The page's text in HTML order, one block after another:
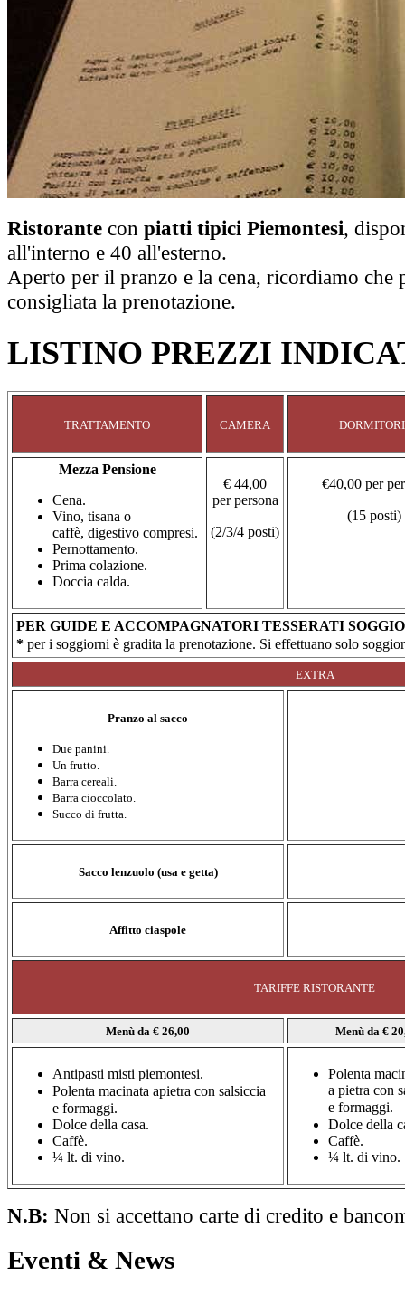
Ristorante con piatti tipici Piemontesi,
all'interno e 40 all'esterno.
Aperto per il pranzo e la cena, ricordiamo che
consigliata la prenotazione.
LISTINO PREZZI
TRATTAMENTO CAMERA
Mezza Pensione
Cena.
Vino, tisana o
caffè, digestivo compresi.
Pernottamento.
Prima colazione.
Doccia calda.
€ 44,00
per persona
(2/3/4 posti)
€40,00 per
(15 posti)
PER GUIDE E ACCOMPAGNATORI TESSERATI
* per i soggiorni è gradita la prenotazione. Si effettuano solo
EXTRA
Pranzo al sacco
Due panini.
Un frutto.
Barra cereali.
Barra cioccolato.
Succo di frutta.
Sacco lenzuolo (usa e getta)
Affitto ciaspole
TARIFFE RISTORANTE
Menù da € 26,00 Menù da €
Antipasti misti piemontesi.
Polenta macinata apietra con salsiccia
e formaggi.
Dolce della casa.
Caffè.
¼ lt. di vino.
Polenta
a pietra con
e formaggi.
Dolce della
Caffè.
¼ lt. di vino.
N.B: Non si accettano carte di credito e
Eventi & News